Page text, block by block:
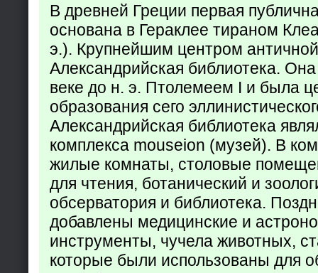
В древней Греции первая
основана в Гераклее тираном
э.). Крупнейшим центром
Александрийская библиотека.
веке до н. э. Птолемеем I и была
образования сего
Александрийская библиотека
комплекса mouseion (музей). В
жилые комнаты, столовые
для чтения, ботанический и
обсерватория и библиотека.
добавлены медицинские и
инструменты, чучела животных,
которые были использованы для